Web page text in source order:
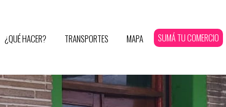
¿QUÉ HACER? TRANSPORTES MAPA SUMÁ TU COMERCIO